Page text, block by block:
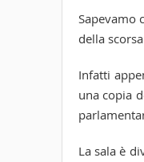
Sapevamo
della
Infatti
una copia
La sala è